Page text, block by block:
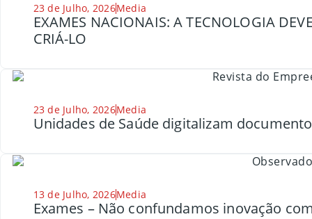
23 de Julho, 2026Media
EXAMES NACIONAIS: A TECNOLOGIA
CRIÁ-LO
23 de Julho, 2026Media
Unidades de Saúde digitalizam
13 de Julho, 2026Media
Exames – Não confundamos inovação